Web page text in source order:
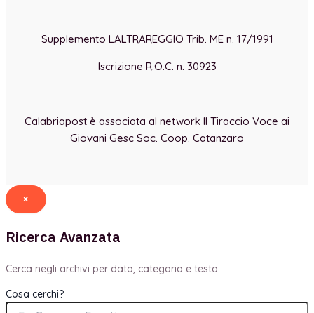
Supplemento LALTRAREGGIO Trib. ME n. 17/1991
Iscrizione R.O.C. n. 30923
Calabriapost è associata al network Il Tiraccio Voce ai
Giovani Gesc Soc. Coop. Catanzaro
×
Ricerca Avanzata
Cerca negli archivi per data, categoria e testo.
Cosa cerchi?